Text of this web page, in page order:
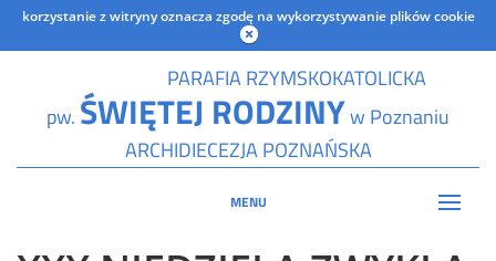
korzystanie z witryny oznacza zgodę na wykorzystywanie plików cookie
PARAFIA RZYMSKOKATOLICKA
pw. ŚWIĘTEJ RODZINYw Poznaniu
ARCHIDIECEZJA POZNAŃSKA
MENU